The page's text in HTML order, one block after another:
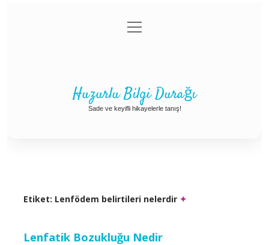
Gizlilik Politikası
menüyü
aç
Huzurlu Bilgi Durağı
Sade ve keyifli hikayelerle tanış!
Etiket: Lenfödem belirtileri nelerdir
Lenfatik Bozukluğu Nedir